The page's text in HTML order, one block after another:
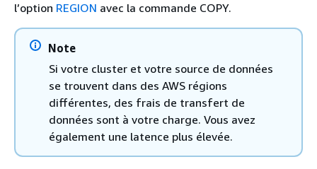
l’option REGION avec la commande COPY.
Note
Si votre cluster et votre source de données
se trouvent dans des AWS régions
différentes, des frais de transfert de
données sont à votre charge. Vous avez
également une latence plus élevée.